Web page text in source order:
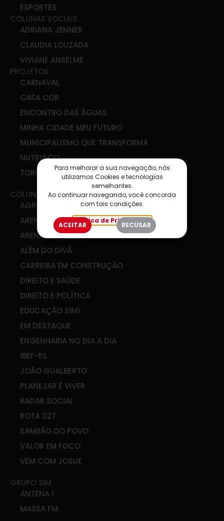
ESPORTES
COLUNAS SOCIAIS
ADRIANA JENNER
CLAUDIA LOUZADA
VIVIANE ANSELMÉ
PROJETOS
CARNAVAL
CASA COR
ENCONTRO DAS ÁGUAS
MINHA CIDADE MEU FUTURO
MUNICIPALISMO QUE TRANSFORMA
NUTRI&CO
TORCIDA SIM
COLUNAS
AGRO & COOP
ARENA DE IDEIAS
ARENA DIGITAL
ALÉM DO DIVÃ
CARREIRA EM CONSTRUÇÃO
DIREITO E SAÚDE
DIREITO E POLÍTICA
EDUCAÇÃO SIM!
EM DESTAQUE
ENGENHARIA NO DIA A DIA
IBEF-ES
JOÃO GUALBERTO
PLANEJAR É VIVER
RADAR SOCIAL
ROTA 027
SAMBÃO DO POVO
VALOR EM FOCO
VEM COM JOSUE
GRUPO SIM
ANTENA 1
MASSA FM
Para melhorar a sua navegação, nós
utilizamos Cookies e tecnologias
semelhantes.
Ao continuar navegando, você concorda
com tais condições.
Política de Privacidade
ACEITAR RECUSAR